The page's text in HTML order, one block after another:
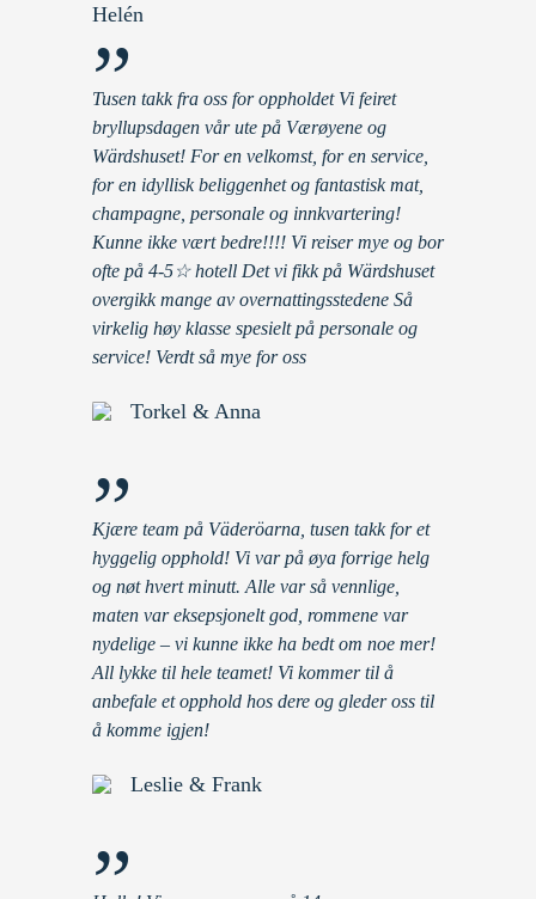
Helén
”
Tusen takk fra oss for oppholdet Vi feiret
bryllupsdagen vår ute på Værøyene og
Wärdshuset! For en velkomst, for en service,
for en idyllisk beliggenhet og fantastisk mat,
champagne, personale og innkvartering!
Kunne ikke vært bedre!!!! Vi reiser mye og bor
ofte på 4-5☆ hotell Det vi fikk på Wärdshuset
overgikk mange av overnattingsstedene Så
virkelig høy klasse spesielt på personale og
service! Verdt så mye for oss
Torkel & Anna
”
Kjære team på Väderöarna, tusen takk for et
hyggelig opphold! Vi var på øya forrige helg
og nøt hvert minutt. Alle var så vennlige,
maten var eksepsjonelt god, rommene var
nydelige – vi kunne ikke ha bedt om noe mer!
All lykke til hele teamet! Vi kommer til å
anbefale et opphold hos dere og gleder oss til
å komme igjen!
Leslie & Frank